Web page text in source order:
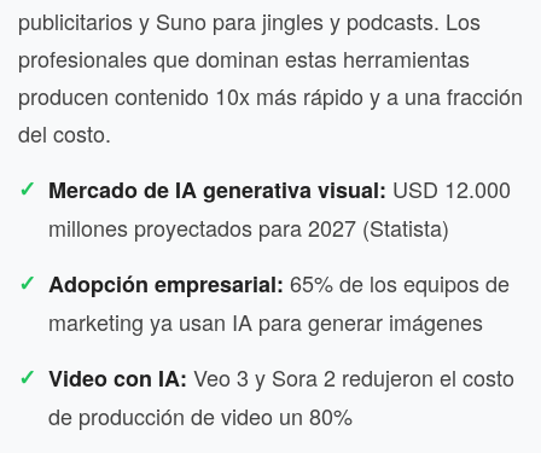
publicitarios y Suno para jingles y podcasts. Los
profesionales que dominan estas herramientas
producen contenido 10x más rápido y a una fracción
del costo.
Mercado de IA generativa visual: USD 12.000
millones proyectados para 2027 (Statista)
Adopción empresarial: 65% de los equipos de
marketing ya usan IA para generar imágenes
Video con IA: Veo 3 y Sora 2 redujeron el costo
de producción de video un 80%